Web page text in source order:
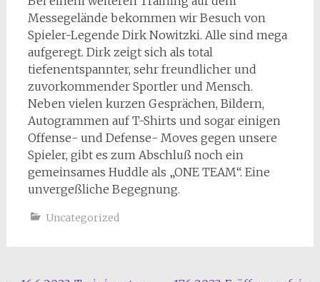
Messegelände bekommen wir Besuch von
Spieler-Legende Dirk Nowitzki. Alle sind mega
aufgeregt. Dirk zeigt sich als total
tiefenentspannter, sehr freundlicher und
zuvorkommender Sportler und Mensch.
Neben vielen kurzen Gesprächen, Bildern,
Autogrammen auf T-Shirts und sogar einigen
Offense- und Defense- Moves gegen unsere
Spieler, gibt es zum Abschluß noch ein
gemeinsames Huddle als „ONE TEAM“. Eine
unvergeßliche Begegnung.
Uncategorized